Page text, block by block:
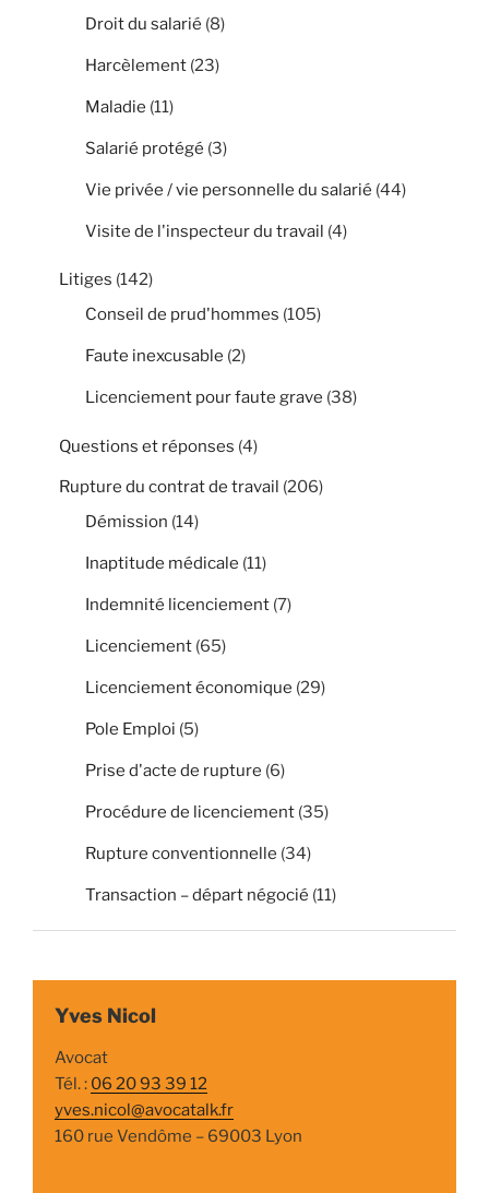
Droit du salarié (8)
Harcèlement (23)
Maladie (11)
Salarié protégé (3)
Vie privée / vie personnelle du salarié (44)
Visite de l'inspecteur du travail (4)
Litiges (142)
Conseil de prud'hommes (105)
Faute inexcusable (2)
Licenciement pour faute grave (38)
Questions et réponses (4)
Rupture du contrat de travail (206)
Démission (14)
Inaptitude médicale (11)
Indemnité licenciement (7)
Licenciement (65)
Licenciement économique (29)
Pole Emploi (5)
Prise d'acte de rupture (6)
Procédure de licenciement (35)
Rupture conventionnelle (34)
Transaction – départ négocié (11)
Yves Nicol
Avocat
Tél. : 06 20 93 39 12
yves.nicol@avocatalk.fr
160 rue Vendôme – 69003 Lyon